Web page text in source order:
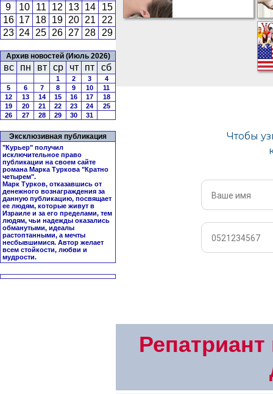
9
10 11 12 13 14
15
16 17 18 19 20 21
22
23 24 25 26 27 28 29
Архив новостей (Июль 2026)
вс пн вт ср чт пт сб
1 2 3
4
5
6 7 8 9 10
11
12
13 14 15 16 17
18
19
20 21 22 23 24
25
26
27 28 29 30 31
Эксклюзивная публикация
"Курьер" получил
исключительное право
публикации на своем сайте
романа Марка Туркова "Кратно
четырем".
Марк Турков, отказавшись от
денежного вознаграждения за
данную публикацию, посвящает
ее людям, которые живут в
Израиле и за его пределами, тем
людям, чьи надежды оказались
обманутыми, идеалы
растоптанными, а мечты
несбывшимися. Автор желает
всем стойкости, любви и
мудрости.